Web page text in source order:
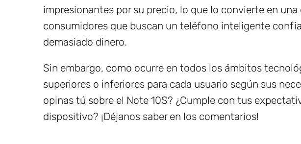
impresionantes por su precio, lo que lo convierte en
consumidores que buscan un teléfono inteligente
demasiado dinero.
Sin embargo, como ocurre en todos los ámbitos
superiores o inferiores para cada usuario según sus
opinas tú sobre el Note 10S? ¿Cumple con tus
dispositivo? ¡Déjanos saber en los comentarios!